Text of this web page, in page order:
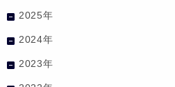
2025年
2024年
2023年